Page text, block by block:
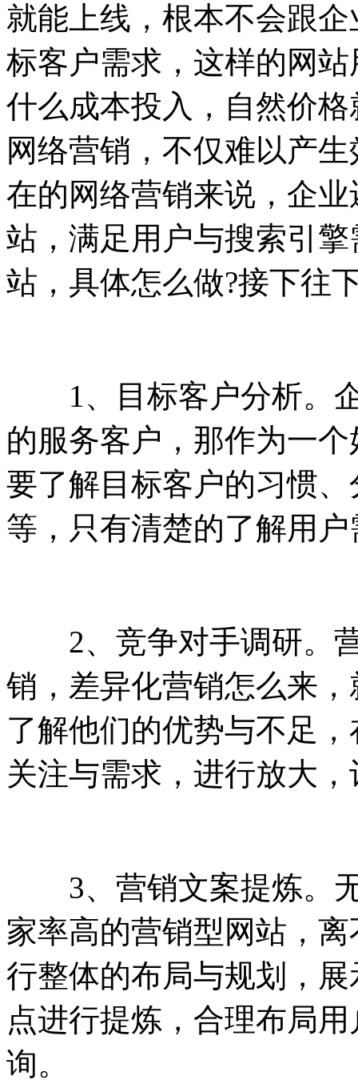
就能上线，根本不会跟
标客户需求，这样的网
什么成本投入，自然价
网络营销，不仅难以产
在的网络营销来说，企
站，满足用户与搜索引
站，具体怎么做?接下往
1、目标客户分析。企
的服务客户，那作为一
要了解目标客户的习惯
等，只有清楚的了解用
2、竞争对手调研。营
销，差异化营销怎么来
了解他们的优势与不足
关注与需求，进行放大
3、营销文案提炼。无
家率高的营销型网站，
行整体的布局与规划，
点进行提炼，合理布局
询。